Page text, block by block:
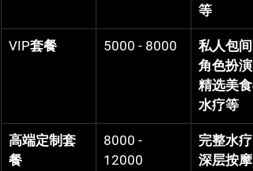
等
VIP套餐 5000 - 8000
私人包间
角色扮演
精选美食
水疗等
高端定制套
餐
8000 -
12000
完整水疗
深层按摩